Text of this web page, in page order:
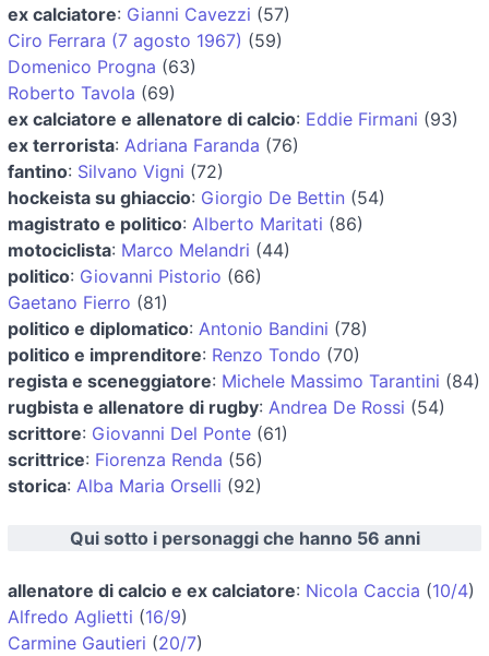
ex calciatore: Gianni Cavezzi (57)
Ciro Ferrara (7 agosto 1967) (59)
Domenico Progna (63)
Roberto Tavola (69)
ex calciatore e allenatore di calcio: Eddie Firmani (93)
ex terrorista: Adriana Faranda (76)
fantino: Silvano Vigni (72)
hockeista su ghiaccio: Giorgio De Bettin (54)
magistrato e politico: Alberto Maritati (86)
motociclista: Marco Melandri (44)
politico: Giovanni Pistorio (66)
Gaetano Fierro (81)
politico e diplomatico: Antonio Bandini (78)
politico e imprenditore: Renzo Tondo (70)
regista e sceneggiatore: Michele Massimo Tarantini (84)
rugbista e allenatore di rugby: Andrea De Rossi (54)
scrittore: Giovanni Del Ponte (61)
scrittrice: Fiorenza Renda (56)
storica: Alba Maria Orselli (92)
Qui sotto i personaggi che hanno 56 anni
allenatore di calcio e ex calciatore: Nicola Caccia (10/4)
Alfredo Aglietti (16/9)
Carmine Gautieri (20/7)